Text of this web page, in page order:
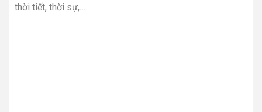
thời tiết, thời sự,…